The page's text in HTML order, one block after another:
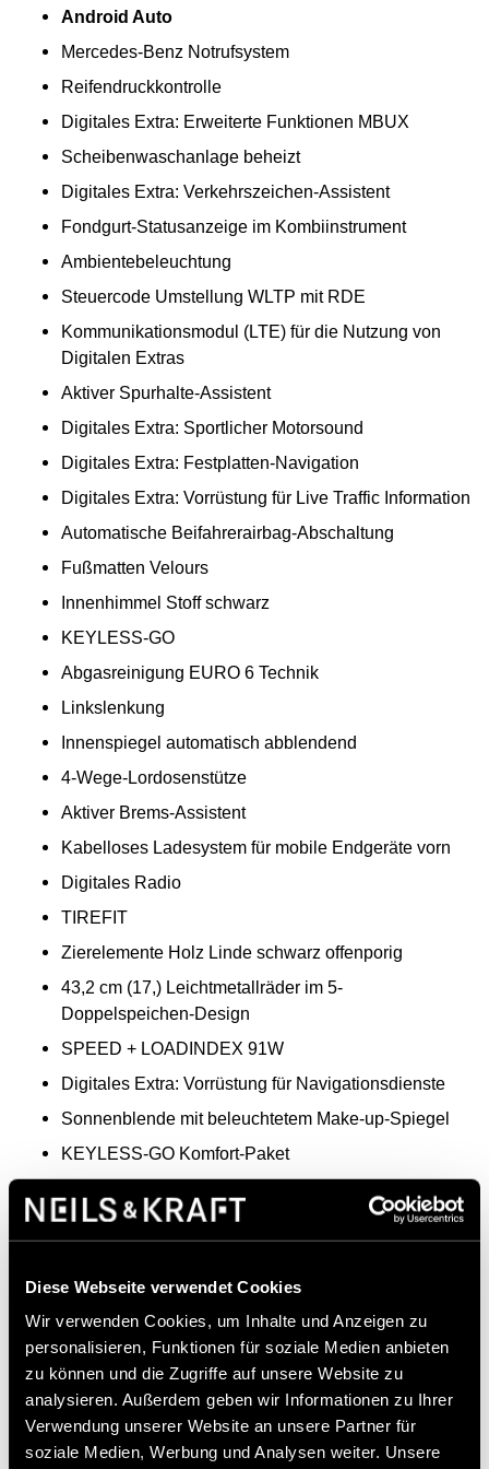
Diese Webseite verwendet Cookies
Wir verwenden Cookies, um Inhalte und Anzeigen zu
personalisieren, Funktionen für soziale Medien anbieten
zu können und die Zugriffe auf unsere Website zu
analysieren. Außerdem geben wir Informationen zu Ihrer
Verwendung unserer Website an unsere Partner für
soziale Medien, Werbung und Analysen weiter. Unsere
Android Auto
Mercedes-Benz Notrufsystem
Reifendruckkontrolle
Digitales Extra: Erweiterte Funktionen MBUX
Scheibenwaschanlage beheizt
Digitales Extra: Verkehrszeichen-Assistent
Fondgurt-Statusanzeige im Kombiinstrument
Ambientebeleuchtung
Steuercode Umstellung WLTP mit RDE
Kommunikationsmodul (LTE) für die Nutzung von
Digitalen Extras
Aktiver Spurhalte-Assistent
Digitales Extra: Sportlicher Motorsound
Digitales Extra: Festplatten-Navigation
Digitales Extra: Vorrüstung für Live Traffic Information
Automatische Beifahrerairbag-Abschaltung
Fußmatten Velours
Innenhimmel Stoff schwarz
KEYLESS-GO
Abgasreinigung EURO 6 Technik
Linkslenkung
Innenspiegel automatisch abblendend
4-Wege-Lordosenstütze
Aktiver Brems-Assistent
Kabelloses Ladesystem für mobile Endgeräte vorn
Digitales Radio
TIREFIT
Zierelemente Holz Linde schwarz offenporig
43,2 cm (17,) Leichtmetallräder im 5-
Doppelspeichen-Design
SPEED + LOADINDEX 91W
Digitales Extra: Vorrüstung für Navigationsdienste
Sonnenblende mit beleuchtetem Make-up-Spiegel
KEYLESS-GO Komfort-Paket
7G-DCT
GPS-Antenne
Ausstiegswarnfunktion
Digitales Extra: Smartphone Integration
Doppelcupholder
Digitales Extra: MBUX Navigation Premium